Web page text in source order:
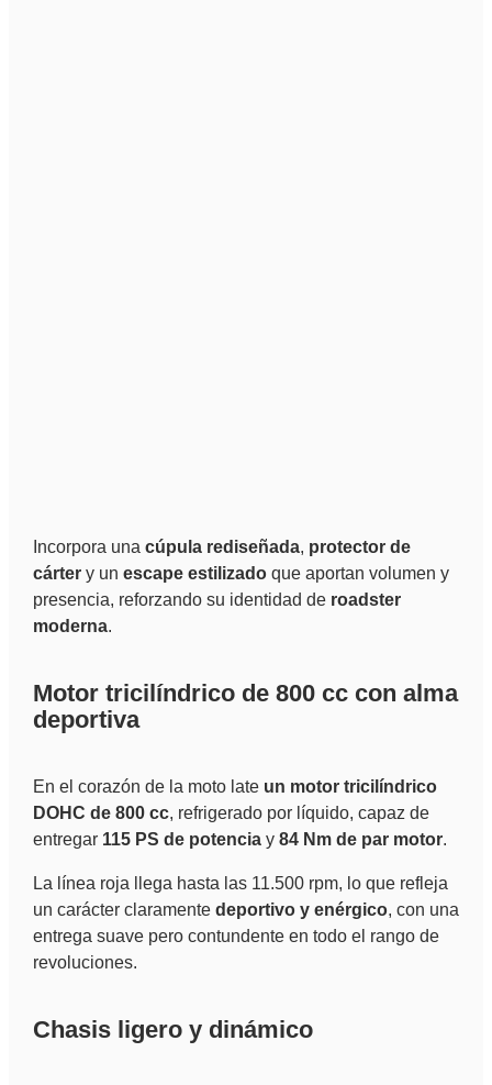
Incorpora una cúpula rediseñada, protector de
cártery un escape estilizadoque aportan volumen y
presencia, reforzando su identidad de roadster
moderna.
Motor tricilíndrico de 800 cc con alma
deportiva
En el corazón de la moto late un motor tricilíndrico
DOHC de 800 cc, refrigerado por líquido, capaz de
entregar 115 PS de potencia y84 Nm de par motor.
La línea roja llega hasta las 11.500 rpm, lo que refleja
un carácter claramente deportivo y enérgico, con una
entrega suave pero contundente en todo el rango de
revoluciones.
Chasis ligero y dinámico